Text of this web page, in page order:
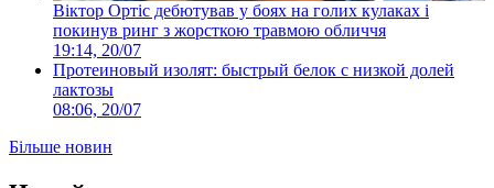
Віктор Ортіс дебютував у боях на голих кулаках і
покинув ринг з жорсткою травмою обличчя
19:14, 20/07
Протеиновый изолят: быстрый белок с низкой долей
лактозы
08:06, 20/07
Більше новин